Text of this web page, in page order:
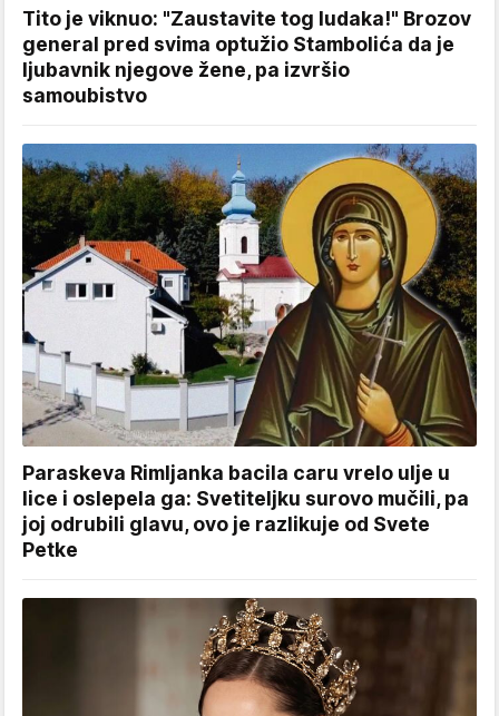
Tito je viknuo: "Zaustavite tog ludaka!" Brozov
general pred svima optužio Stambolića da je
ljubavnik njegove žene, pa izvršio
samoubistvo
Paraskeva Rimljanka bacila caru vrelo ulje u
lice i oslepela ga: Svetiteljku surovo mučili, pa
joj odrubili glavu, ovo je razlikuje od Svete
Petke